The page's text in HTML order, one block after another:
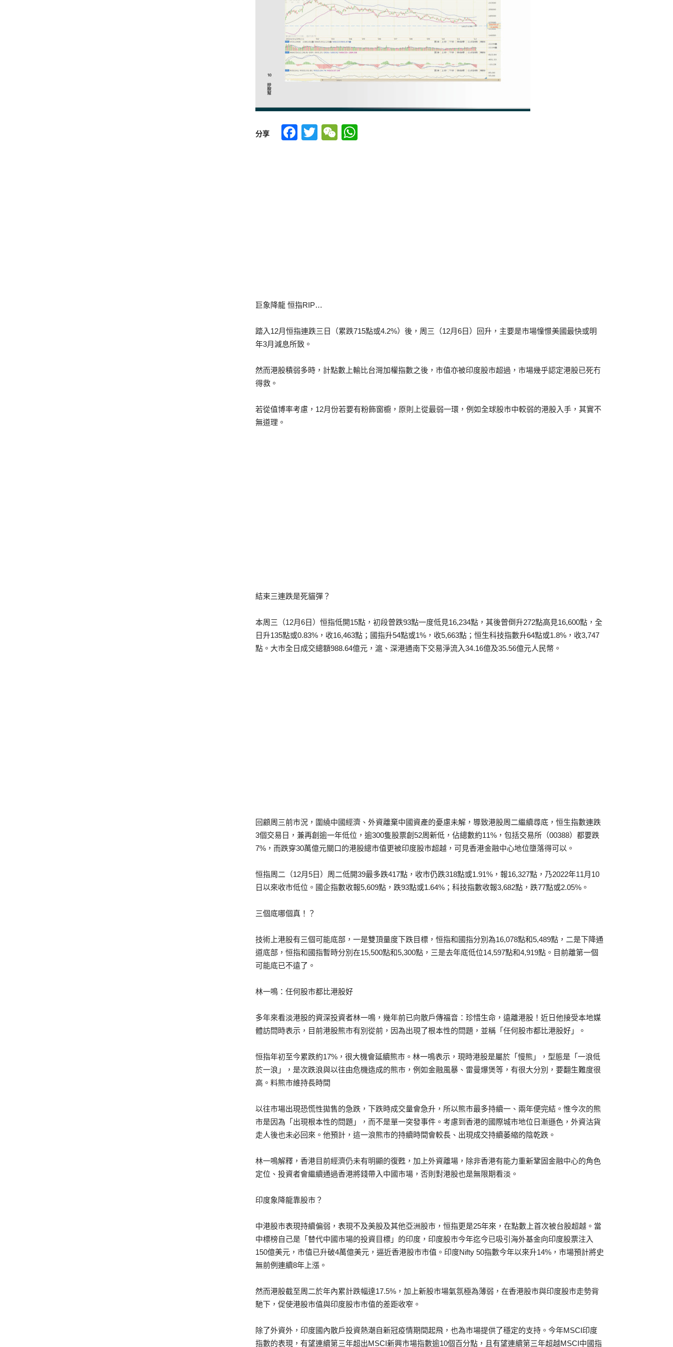
分享 Facebook
TwitterWeChat
巨象降龍 恒指RIP…
踏入12月恒指連跌三日（累跌715點或4.2%）後，周三（12月6日）回升，主要是市場憧憬美國最快或明
年3月減息所致。
然而港股積弱多時，計點數上輸比台灣加權指數之後，市值亦被印度股市超過，市場幾乎認定港股已死冇
得救。
若從值博率考慮，12月份若要有粉飾窗櫥，原則上從最弱一環，例如全球股市中較弱的港股入手，其實不
無道理。
結束三連跌是死貓彈？
本周三（12月6日）恒指低開15點，初段曾跌93點一度低見16,234點，其後曾倒升272點高見16,600點，全
日升135點或0.83%，收16,463點；國指升54點或1%，收5,663點；恒生科技指數升64點或1.8%，收3,747
點。大市全日成交總額988.64億元，滬、深港通南下交易淨流入34.16億及35.56億元人民幣。
回顧周三前市況，圍繞中國經濟、外資離棄中國資產的憂慮未解，導致港股周二繼續尋底，恒生指數連跌
3個交易日，兼再創逾一年低位，逾300隻股票創52周新低，佔總數約11%，包括交易所（00388）都要跌
7%，而跌穿30萬億元關口的港股總市值更被印度股市超越，可見香港金融中心地位墮落得可以。
恒指周二（12月5日）周二低開39最多跌417點，收市仍跌318點或1.91%，報16,327點，乃2022年11月10
日以來收市低位。國企指數收報5,609點，跌93點或1.64%；科技指數收報3,682點，跌77點或2.05%。
三個底哪個真！？
技術上港股有三個可能底部，一是雙頂量度下跌目標，恒指和國指分別為16,078點和5,489點，二是下降通
道底部，恒指和國指暫時分別在15,500點和5,300點，三是去年底低位14,597點和4,919點。目前離第一個
可能底已不遠了。
林一鳴：任何股市都比港股好
多年來看淡港股的資深投資者林一鳴，幾年前已向散戶傳福音：珍惜生命，遠離港股！近日他接受本地媒
體訪問時表示，目前港股熊市有別從前，因為出現了根本性的問題，並稱「任何股市都比港股好」。
恒指年初至今累跌約17%，很大機會延續熊市。林一鳴表示，現時港股是屬於「慢熊」，型態是「一浪低
於一浪」，是次跌浪與以往由危機造成的熊市，例如金融風暴、雷曼爆煲等，有很大分別，要翻生難度很
高。料熊市維持長時間
以往市場出現恐慌性拋售的急跌，下跌時成交量會急升，所以熊市最多持續一、兩年便完結。惟今次的熊
市是因為「出現根本性的問題」，而不是單一突發事件。考慮到香港的國際城市地位日漸遜色，外資沽貨
走人後也未必回來。他預計，這一浪熊市的持續時間會較長、出現成交持續萎縮的陰乾跌。
林一鳴解釋，香港目前經濟仍未有明顯的復甦，加上外資離場，除非香港有能力重新鞏固金融中心的角色
定位、投資者會繼續通過香港將錢帶入中國市場，否則對港股也是無限期看淡。
印度象降龍靠股市？
中港股市表現持續偏弱，表現不及美股及其他亞洲股市，恒指更是25年來，在點數上首次被台股超越。當
中標榜自己是「替代中國市場的投資目標」的印度，印度股市今年迄今已吸引海外基金向印度股票注入
150億美元，市值已升破4萬億美元，逼近香港股市市值。印度Nifty 50指數今年以來升14%，市場預計將史
無前例連續8年上漲。
然而港股截至周二於年內累計跌幅達17.5%，加上新股市場氣氛極為薄弱，在香港股市與印度股市走勢背
馳下，促使港股市值與印度股市市值的差距收窄。
除了外資外，印度國內散戶投資熱潮自新冠疫情期間起飛，也為市場提供了穩定的支持。今年MSCI印度
指數的表現，有望連續第三年超出MSCI新興市場指數逾10個百分點，且有望連續第三年超越MSCI中國指